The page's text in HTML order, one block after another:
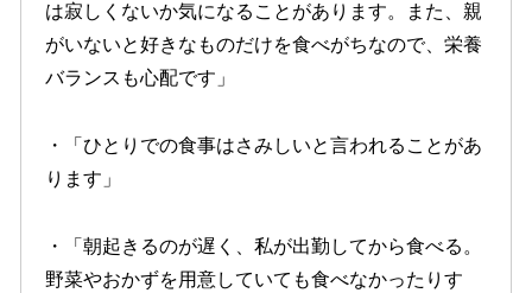
は寂しくないか気になることがあります。また、親
がいないと好きなものだけを食べがちなので、栄養
バランスも心配です」
・「ひとりでの食事はさみしいと言われることがあ
ります」
・「朝起きるのが遅く、私が出勤してから食べる。
野菜やおかずを用意していても食べなかったりす